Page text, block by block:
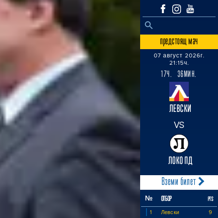
Search
SEARCH BUTTON
предстоящ мач
07 август 2026г.
21:15ч.
17Ч. 36МИН.
ЛЕВСКИ
VS
ЛОКО ПД
Вземи билет
№ ОТБОР PTS
1 Левски 9